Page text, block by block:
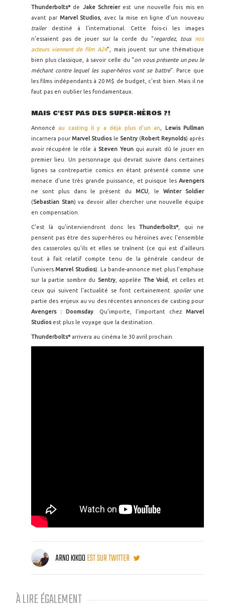
Thunderbolts* de Jake Schreier est une nouvelle fois mis en
avant par Marvel Studios, avec la mise en ligne d'un nouveau
trailer
destiné à l'international. Cette fois-ci les images
n'essaient pas de jouer sur la corde du "regardez, tous nos
acteurs viennent de film A24", mais jouent sur une thématique
bien plus classique, à savoir celle du "on vous présente un peu le
méchant contre lequel les super-héros vont se battre". Parce que
les films indépendants à 20 M$ de budget, c'est bien. Mais il ne
faut pas en oublier les fondamentaux.
MAIS C'EST PAS DES SUPER-HÉROS ?!
Annoncé au casting il y a déjà plus d'un an
Lewis Pullman
incarnera pourMarvel Studiosle Sentry (Robert Reynolds) après
avoir récupéré le rôle à Steven Yeun qui aurait dû le jouer en
premier lieu. Un personnage qui devrait suivre dans certaines
lignes sa contrepartie comics en étant présenté comme une
menace d'une très grande puissance, et puisque les Avengers
ne sont plus dans le présent duMCU , le Winter Soldier
(Sebastian Stan) va devoir aller chercher une nouvelle équipe
en compensation.
C'est là qu'interviendront donc lesThunderbolts*, qui ne
pensent pas être des super-héros ou héroïnes avec l'ensemble
des casseroles qu'ils et elles se traînent (ce qui est d'ailleurs
tout à fait relatif compte tenu de la générale candeur de
l'universMarvel Studios). La bande-annonce met plus l'emphase
sur la partie sombre du Sentry, appelée The Void
, et celles et
ceux qui suivent l'actualité se font certainement spoiler une
partie des enjeux au vu des récentes annonces de casting pour
Avengers : Doomsday . Qu'importe, l'important chezMarvel
Studios est plus le voyage que la destination.
Thunderbolts* arrivera au cinéma le 30 avril prochain.
ARNO KIKOOEST SUR TWITTER
À LIRE ÉGALEMENT